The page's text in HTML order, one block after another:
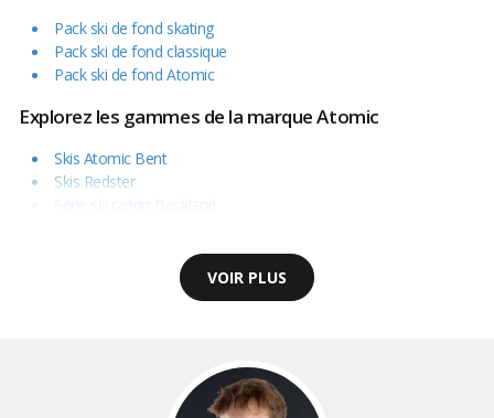
Pack ski de fond skating
Pack ski de fond classique
Pack ski de fond Atomic
Explorez les gammes de la marque Atomic
Skis Atomic Bent
Skis Redster
Série ski rando Backland
VOIR PLUS